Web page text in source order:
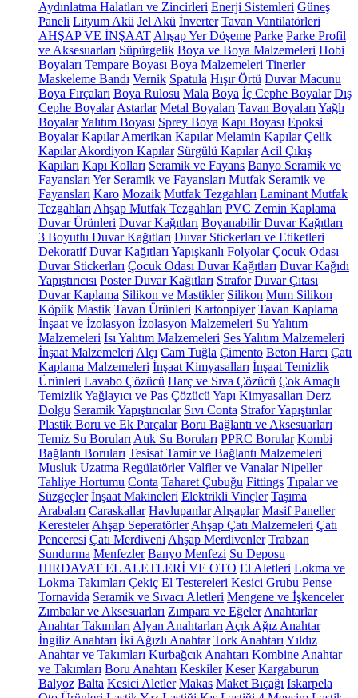
Aydınlatma Halatları ve Zincirleri Enerji Sistemleri Güneş
Paneli Lityum Akü Jel Akü İnverter Tavan Vantilatörleri
AHŞAP VE İNŞAAT Ahşap Yer Döşeme Parke Parke Profil
ve Aksesuarları Süpürgelik Boya ve Boya Malzemeleri Hobi
Boyaları Tempare Boyası Boya Malzemeleri Tinerler
Maskeleme Bandı Vernik Spatula Hışır Örtü Duvar Macunu
Boya Fırçaları Boya Rulosu Mala Boya İç Cephe Boyalar Dış
Cephe Boyalar Astarlar Metal Boyaları Tavan Boyaları Yağlı
BoyalarYalıtım Boyası Sprey Boya Kapı Boyası Epoksi
Boyalar Kapılar Amerikan Kapılar Melamin Kapılar Çelik
Kapılar Akordiyon Kapılar Sürgülü Kapılar Acil Çıkış
Kapıları Kapı Kolları Seramik ve Fayans Banyo Seramik ve
Fayansları Yer Seramik ve Fayansları Mutfak Seramik ve
Fayansları Karo Mozaik Mutfak Tezgahları Laminant Mutfak
Tezgahları Ahşap Mutfak Tezgahları PVC Zemin Kaplama
Duvar Ürünleri Duvar Kağıtları Boyanabilir Duvar Kağıtları
3 Boyutlu Duvar Kağıtları Duvar Stickerları ve Etiketleri
Dekoratif Duvar Kağıtları Yapışkanlı Folyolar Çocuk Odası
Duvar Stickerları Çocuk Odası Duvar Kağıtları Duvar Kağıdı
Yapıştırıcısı Poster Duvar Kağıtları Strafor Duvar Çıtası
Duvar Kaplama Silikon ve Mastikler Silikon Mum Silikon
Köpük Mastik Tavan Ürünleri Kartonpiyer Tavan Kaplama
İnşaat ve İzolasyon İzolasyon Malzemeleri Su Yalıtım
Malzemeleri Isı Yalıtım Malzemeleri Ses Yalıtım Malzemeleri
İnşaat Malzemeleri Alçı Cam Tuğla Çimento Beton Harcı Çatı
Kaplama Malzemeleri İnşaat Kimyasalları İnşaat Temizlik
Ürünleri Lavabo Çözücü Harç ve Sıva Çözücü Çok Amaçlı
TemizlikYağlayıcı ve Pas Çözücü Yapı Kimyasalları Derz
Dolgu Seramik Yapıştırıcılar Sıvı Conta Strafor Yapıştırılar
Plastik Boru ve Ek Parçalar Boru Bağlantı ve Aksesuarları
Temiz Su Boruları Atık Su Boruları PPRC Borular Kombi
Bağlantı Boruları Tesisat Tamir ve Bağlantı Malzemeleri
Musluk Uzatma Regülatörler Valfler ve Vanalar Nipeller
Tahliye Hortumu Conta Taharet Çubuğu Fittings Tıpalar ve
Süzgeçler İnşaat Makineleri Elektrikli Vinçler Taşıma
Arabaları Caraskallar Havlupanlar Ahşaplar Masif Paneller
Keresteler Ahşap Seperatörler Ahşap Çatı Malzemeleri Çatı
Penceresi Çatı Merdiveni Ahşap Merdivenler Trabzan
Sundurma Menfezler Banyo Menfezi Su Deposu
HIRDAVAT EL ALETLERİ VE OTO El Aletleri Lokma ve
Lokma Takımları Çekiç El Testereleri Kesici Grubu Pense
Tornavida Seramik ve Sıvacı Aletleri Mengene ve İşkenceler
Zımbalar ve Aksesuarları Zımpara ve Eğeler Anahtarlar
Anahtar Takımları Alyan Anahtarları Açık Ağız Anahtar
İngiliz Anahtarı İki Ağızlı Anahtar Tork Anahtarı Yıldız
Anahtar ve Takımları Kurbağcık Anahtarı Kombine Anahtar
ve Takımları Boru Anahtarı Keskiler Keser Kargaburun
Balyoz Balta Kesici Aletler Makas Maket Bıçağı Iskarpela